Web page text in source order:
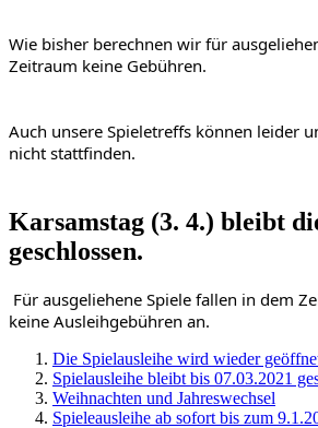
Wie bisher berechnen wir für
Zeitraum keine Gebühren.
Auch unsere Spieletreffs können leider
nicht stattfinden.
Karsamstag (3. 4.) bleibt
geschlossen.
keine Ausleihgebühren an.
Die Spielausleihe wird wieder
Spielausleihe bleibt bis 07.03.2021
Weihnachten und Jahreswechsel
Spieleausleihe ab sofort bis zum